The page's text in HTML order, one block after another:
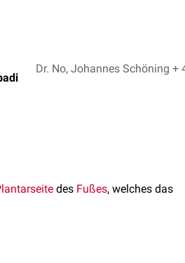
Dr. No, Johannes
des Fußes, welches das